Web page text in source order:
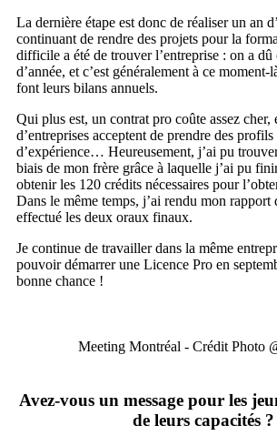
La dernière étape est donc de réaliser un an
continuant de rendre des projets pour la
difficile a été de trouver l’entreprise : on a
d’année, et c’est généralement à ce moment-
font leurs bilans annuels.
Qui plus est, un contrat pro coûte assez cher,
d’entreprises acceptent de prendre des profils
d’expérience… Heureusement, j’ai pu
biais de mon frère grâce à laquelle j’ai pu
obtenir les 120 crédits nécessaires pour
Dans le même temps, j’ai rendu mon rapport
effectué les deux oraux finaux.
Je continue de travailler dans la même
pouvoir démarrer une Licence Pro en
bonne chance !
Meeting Montréal - Crédit Photo
Avez-vous un message pour les
de leurs capacités ?